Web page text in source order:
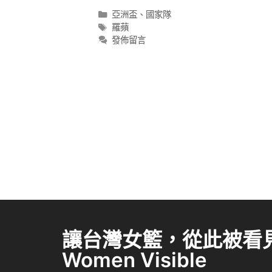
亞洲盃、 國家隊
羅蘋
發佈留言
讓台灣女籃，從此被
Women Visible